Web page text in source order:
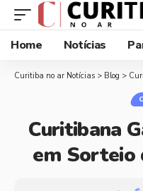
Home
Notícias
Curitiba no ar Notícias > Blog >
Curitibana
em Sorteio